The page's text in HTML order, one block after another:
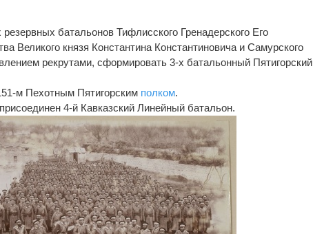
батальонов Тифлисского Гренадерского Его
Великого князя Константина Константиновича и Самурского
рекрутами, сформировать 3-х батальонный Пятигорский
м Пехотным Пятигорским полком.
присоединен 4-й Кавказский Линейный батальон.